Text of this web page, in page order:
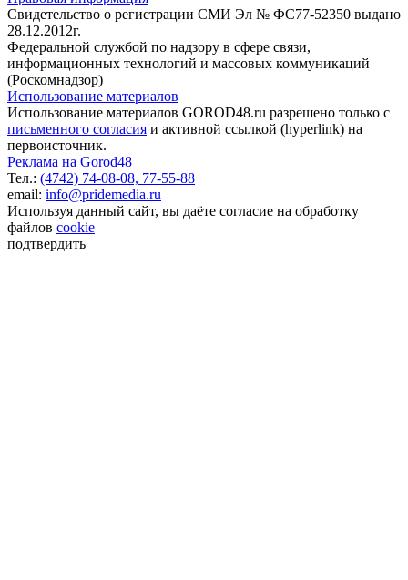
Свидетельство о регистрации СМИ Эл № ФС77-52350 выдано
28.12.2012г.
Федеральной службой по надзору в сфере связи,
информационных технологий и массовых коммуникаций
(Роскомнадзор)
Использование материалов
Использование материалов GOROD48.ru разрешено только с
письменного согласия и активной ссылкой (hyperlink) на
первоисточник.
Реклама на Gorod48
Тел.: (4742) 74-08-08, 77-55-88
email: info@pridemedia.ru
Используя данный сайт, вы даёте согласие на обработку
файлов cookie
подтвердить